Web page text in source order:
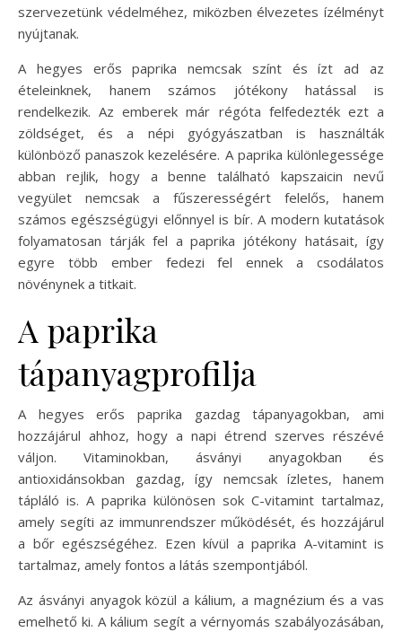
szervezetünk védelméhez, miközben élvezetes ízélményt
nyújtanak.
A hegyes erős paprika nemcsak színt és ízt ad az
ételeinknek, hanem számos jótékony hatással is
rendelkezik. Az emberek már régóta felfedezték ezt a
zöldséget, és a népi gyógyászatban is használták
különböző panaszok kezelésére. A paprika különlegessége
abban rejlik, hogy a benne található kapszaicin nevű
vegyület nemcsak a fűszerességért felelős, hanem
számos egészségügyi előnnyel is bír. A modern kutatások
folyamatosan tárják fel a paprika jótékony hatásait, így
egyre több ember fedezi fel ennek a csodálatos
növénynek a titkait.
A paprika
tápanyagprofilja
A hegyes erős paprika gazdag tápanyagokban, ami
hozzájárul ahhoz, hogy a napi étrend szerves részévé
váljon. Vitaminokban, ásványi anyagokban és
antioxidánsokban gazdag, így nemcsak ízletes, hanem
tápláló is. A paprika különösen sok C-vitamint tartalmaz,
amely segíti az immunrendszer működését, és hozzájárul
a bőr egészségéhez. Ezen kívül a paprika A-vitamint is
tartalmaz, amely fontos a látás szempontjából.
Az ásványi anyagok közül a kálium, a magnézium és a vas
emelhető ki. A kálium segít a vérnyomás szabályozásában,